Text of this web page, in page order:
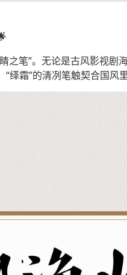
之笔”。无论是古风影视
霜”的清冽笔触契合国风